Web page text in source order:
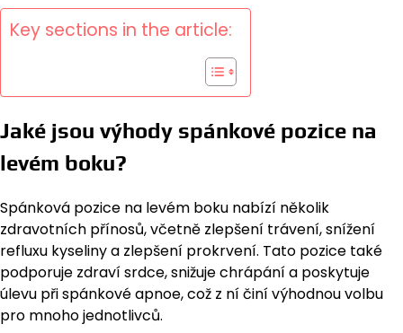
Key sections in the article:
Jaké jsou výhody spánkové pozice na
levém boku?
Spánková pozice na levém boku nabízí několik
zdravotních přínosů, včetně zlepšení trávení, snížení
refluxu kyseliny a zlepšení prokrvení. Tato pozice také
podporuje zdraví srdce, snižuje chrápání a poskytuje
úlevu při spánkové apnoe, což z ní činí výhodnou volbu
pro mnoho jednotlivců.